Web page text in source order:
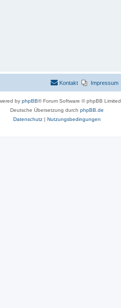
Impressum
Kontakt
by phpBB® Forum Software © phpBB Limited
Deutsche Übersetzung durch phpBB.de
Datenschutz| Nutzungsbedingungen